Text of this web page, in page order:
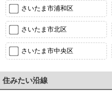
さいたま市浦和区
さいたま市北区
さいたま市中央区
住みたい沿線